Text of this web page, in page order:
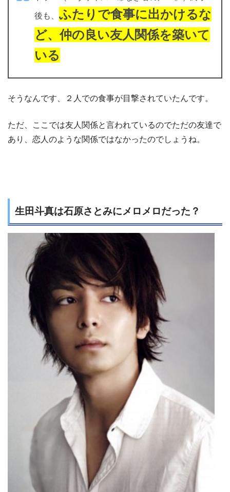
後も、 ふたりで食事に出かけるな
ど、仲の良い友人関係を築いて
いる
そうなんです、２人での食事が目撃されていたんです。
ただ、ここでは友人関係と言われているのでただの友達で
あり、恋人のような関係ではなかったのでしょうね。
生田斗真は石原さとみにメロメロだった？